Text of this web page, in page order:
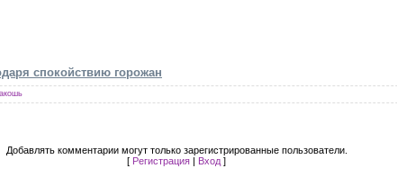
спокойствию горожан
Добавлять комментарии могут только зарегистрированные пользователи.
[ Регистрация | Вход ]